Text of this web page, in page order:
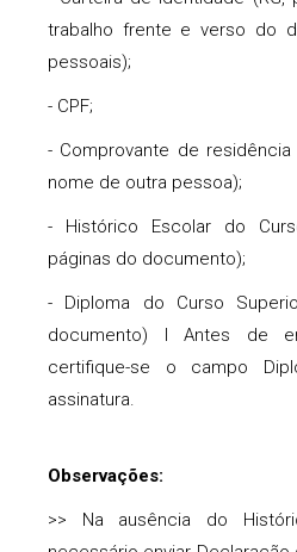
trabalho frente e verso do
pessoais);
- CPF;
- Comprovante de
nome de outra pessoa);
- Histórico Escolar do
páginas do documento);
- Diploma do Curso
documento) l Antes de
certifique-se o campo
assinatura.
Observações:
>> Na ausência do